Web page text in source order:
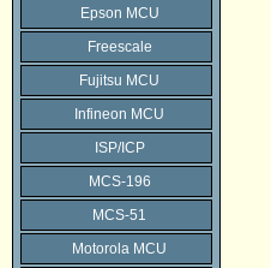
Epson MCU
Freescale
Fujitsu MCU
Infineon MCU
ISP/ICP
MCS-196
MCS-51
Motorola MCU